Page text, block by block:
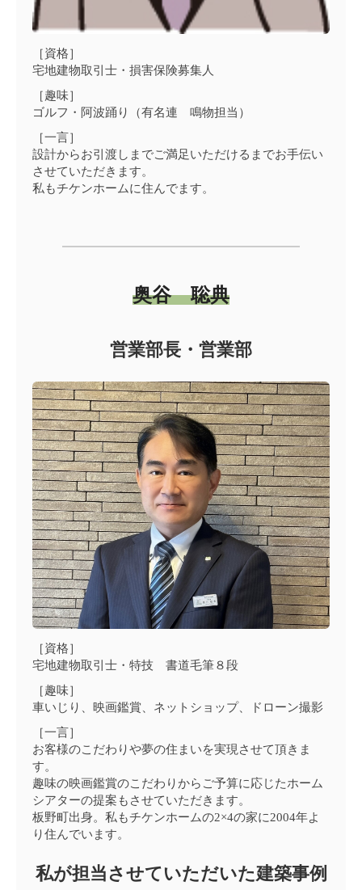
スタッフ募集
よくあるご質問
みなさまから多く寄せられるご質問をまとめました。
どんなことでも、お気軽にご相談ください
プライバシーポリシー
［資格］
宅地建物取引士・損害保険募集人
［趣味］
ゴルフ・阿波踊り（有名連 鳴物担当）
［一言］
設計からお引渡しまでご満足いただけるまでお手伝い
させていただきます。
私もチケンホームに住んでます。
奥谷 聡典
営業部長・営業部
［資格］
宅地建物取引士・特技 書道毛筆８段
［趣味］
車いじり、映画鑑賞、ネットショップ、ドローン撮影
［一言］
お客様のこだわりや夢の住まいを実現させて頂きま
す。
趣味の映画鑑賞のこだわりからご予算に応じたホーム
シアターの提案もさせていただきます。
板野町出身。私もチケンホームの2×4の家に2004年よ
り住んでいます。
私が担当させていただいた建築事例